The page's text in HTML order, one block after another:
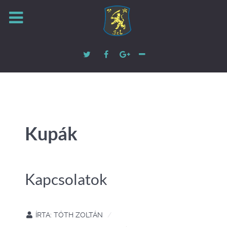
Kupák
Kapcsolatok
ÍRTA: TÓTH ZOLTÁN